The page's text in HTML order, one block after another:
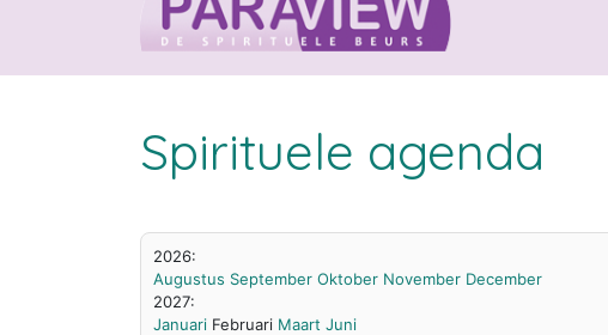
Spirituele agenda
2026:
Augustus September Oktober November December
2027:
Januari Februari Maart Juni